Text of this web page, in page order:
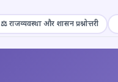
⚖️ राजव्यवस्था और शासन प्रश्नोत्तरी